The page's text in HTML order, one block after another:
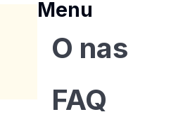
Menu
O nas
FAQ